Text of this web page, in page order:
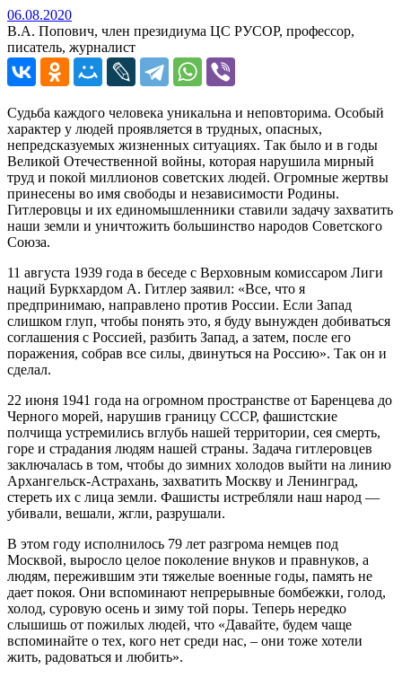
06.08.202006.08.2020
В.А. Попович, член президиума ЦС РУСОР, профессор,
писатель, журналист
Судьба каждого человека уникальна и неповторима. Особый
характер у людей проявляется в трудных, опасных,
непредсказуемых жизненных ситуациях. Так было и в годы
Великой Отечественной войны, которая нарушила мирный
труд и покой миллионов советских людей. Огромные жертвы
принесены во имя свободы и независимости Родины.
Гитлеровцы и их единомышленники ставили задачу захватить
наши земли и уничтожить большинство народов Советского
Союза.
11 августа 1939 года в беседе с Верховным комиссаром Лиги
наций Буркхардом А. Гитлер заявил: «Все, что я
предпринимаю, направлено против России. Если Запад
слишком глуп, чтобы понять это, я буду вынужден добиваться
соглашения с Россией, разбить Запад, а затем, после его
поражения, собрав все силы, двинуться на Россию». Так он и
сделал.
22 июня 1941 года на огромном пространстве от Баренцева до
Черного морей, нарушив границу СССР, фашистские
полчища устремились вглубь нашей территории, сея смерть,
горе и страдания людям нашей страны. Задача гитлеровцев
заключалась в том, чтобы до зимних холодов выйти на линию
Архангельск-Астрахань, захватить Москву и Ленинград,
стереть их с лица земли. Фашисты истребляли наш народ —
убивали, вешали, жгли, разрушали.
В этом году исполнилось 79 лет разгрома немцев под
Москвой, выросло целое поколение внуков и правнуков, а
людям, пережившим эти тяжелые военные годы, память не
дает покоя. Они вспоминают непрерывные бомбежки, голод,
холод, суровую осень и зиму той поры. Теперь нередко
слышишь от пожилых людей, что «Давайте, будем чаще
вспоминайте о тех, кого нет среди нас, – они тоже хотели
жить, радоваться и любить».